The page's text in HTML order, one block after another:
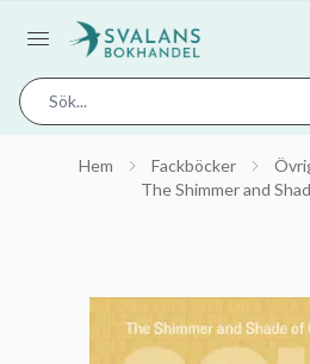
Hem Fackböcker
The Shimmer and